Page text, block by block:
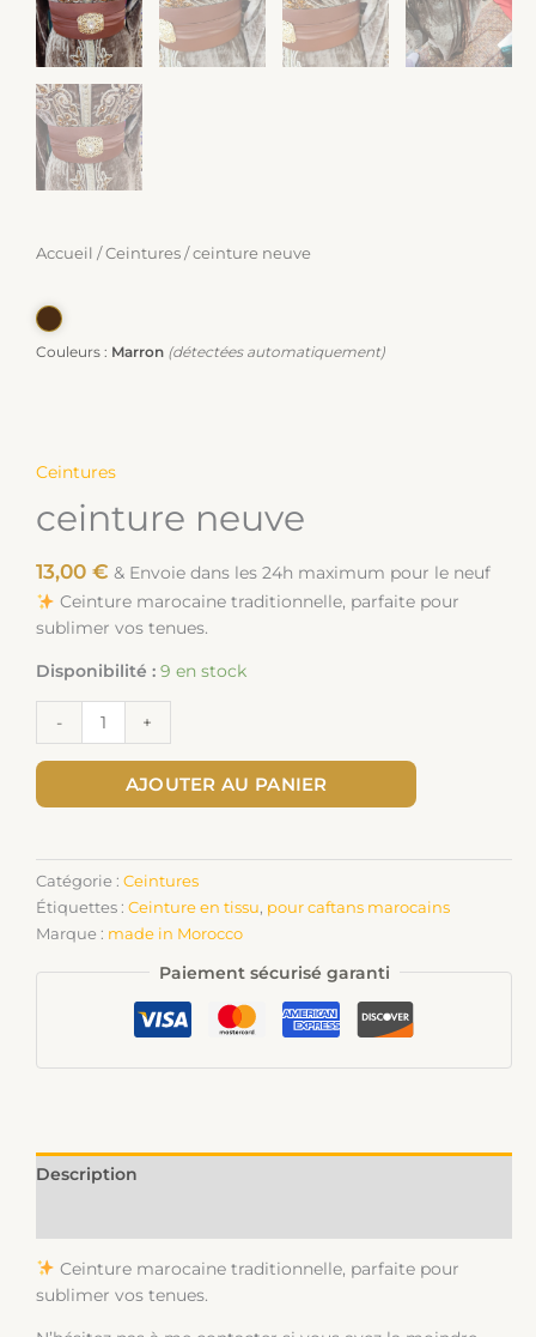
Accueil /Ceintures / ceinture neuve
Couleurs : Marron (détectées automatiquement)
Ceintures
ceinture neuve
13,00 € & Envoie dans les 24h maximum pour le neuf
Ceinture marocaine traditionnelle, parfaite pour
sublimer vos tenues.
Disponibilité : 9 en stock
- +
AJOUTER AU PANIER
Catégorie : Ceintures
Étiquettes : Ceinture en tissu, pour caftans marocains
Marque : made in Morocco
Paiement sécurisé garanti
Description
Ceinture marocaine traditionnelle, parfaite pour
sublimer vos tenues.